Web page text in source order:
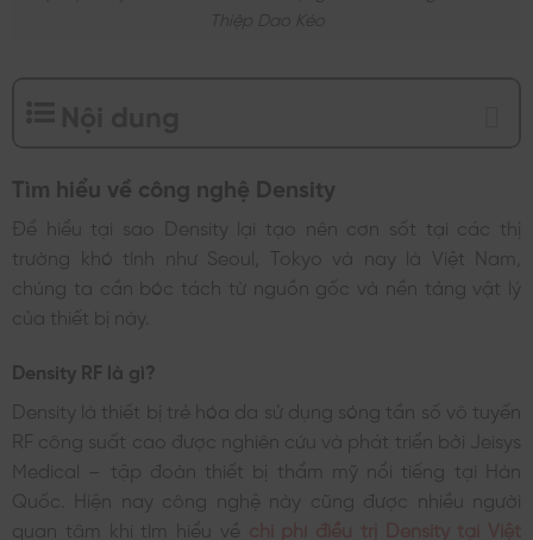
Tìm hiểu về công nghệ Density
Để hiểu tại sao Density lại tạo nên cơn sốt tại các thị
trường khó tính như Seoul, Tokyo và nay là Việt Nam,
chúng ta cần bóc tách từ nguồn gốc và nền tảng vật lý
của thiết bị này.
Density RF là gì?
Density là thiết bị trẻ hóa da sử dụng sóng tần số vô tuyến
RF công suất cao được nghiên cứu và phát triển bởi Jeisys
Medical – tập đoàn thiết bị thẩm mỹ nổi tiếng tại Hàn
Quốc. Hiện nay công nghệ này cũng được nhiều người
quan tâm khi tìm hiểu về